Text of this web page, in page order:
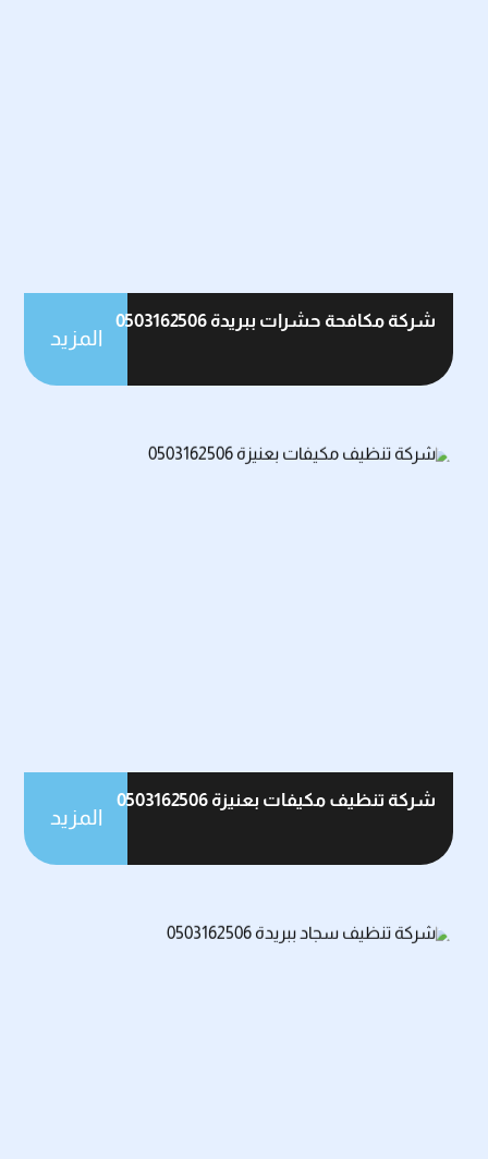
شركة مكافحة حشرات ببريدة 0503162506
المزيد
شركة تنظيف مكيفات بعنيزة 0503162506
المزيد